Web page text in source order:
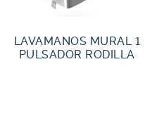
LAVAMANOS MURAL 1
PULSADOR RODILLA